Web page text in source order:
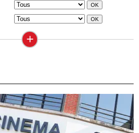
+